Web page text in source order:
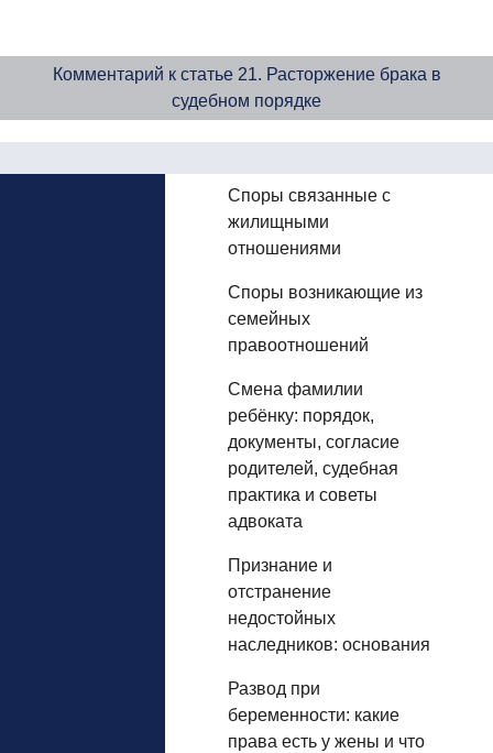
Комментарий к статье 21. Расторжение брака в
судебном порядке
Споры связанные с
жилищными
отношениями
Споры возникающие из
семейных
правоотношений
Смена фамилии
ребёнку: порядок,
документы, согласие
родителей, судебная
практика и советы
адвоката
Признание и
отстранение
недостойных
наследников: основания
Развод при
беременности: какие
права есть у жены и что